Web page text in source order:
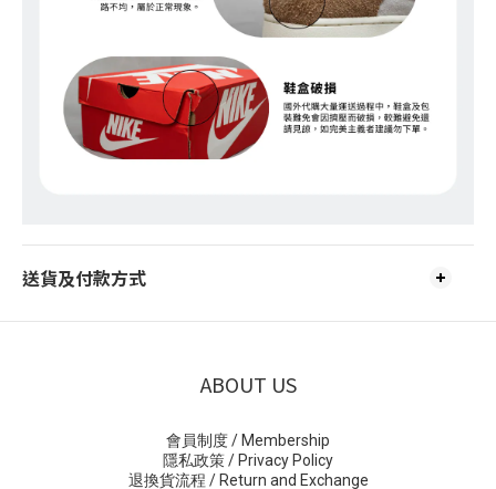
送貨及付款方式
ABOUT US
會員制度 / Membership
隱私政策 / Privacy Policy
退換貨流程 / Return and Exchange